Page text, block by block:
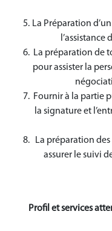
La Préparation
l’assistance
La préparation de
pour assister la
Fournir à la partie
la signature et
La préparation
assurer le suivi
Profil et services